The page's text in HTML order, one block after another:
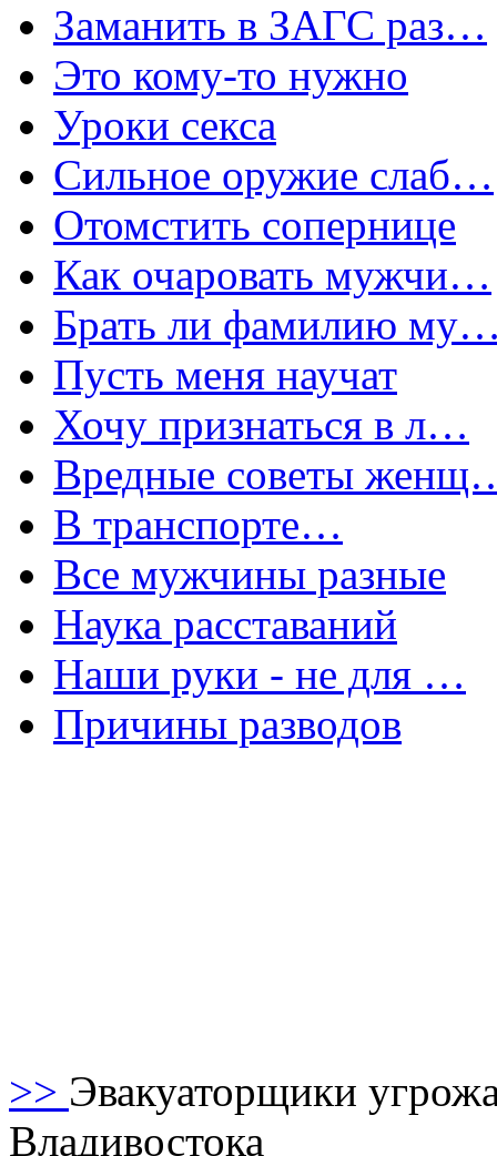
Заманить в ЗАГС раз…
Это кому-то нужно
Уроки секса
Сильное оружие слаб…
Отомстить сопернице
Как очаровать мужчи…
Брать ли фамилию
Пусть меня научат
Хочу признаться в л…
Вредные советы
В транспорте…
Все мужчины разные
Наука расставаний
Наши руки - не для …
Причины разводов
>> Эвакуаторщики
Владивостока